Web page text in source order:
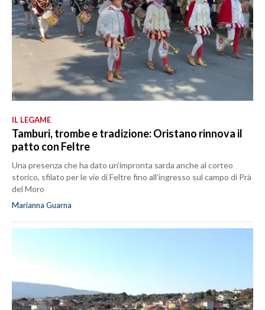
IL LEGAME
Tamburi, trombe e tradizione: Oristano rinnova il
patto con Feltre
Una presenza che ha dato un’impronta sarda anche al corteo
storico, sfilato per le vie di Feltre fino all’ingresso sul campo di Prà
del Moro
Marianna Guarna